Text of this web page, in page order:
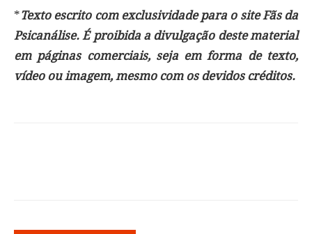
*Texto escrito com exclusividade para o site Fãs da
Psicanálise. É proibida a divulgação deste material
em páginas comerciais, seja em forma de texto,
vídeo ou imagem, mesmo com os devidos créditos.